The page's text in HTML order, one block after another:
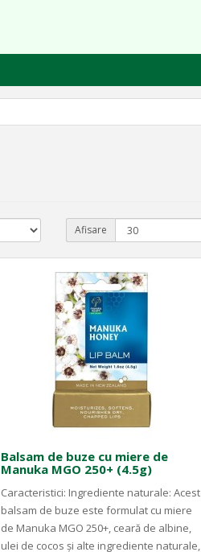
Afisare
Balsam de buze cu miere de
Manuka MGO 250+ (4.5g)
Caracteristici: Ingrediente naturale: Acest
balsam de buze este formulat cu miere
de Manuka MGO 250+, ceară de albine,
ulei de cocos și alte ingrediente naturale,